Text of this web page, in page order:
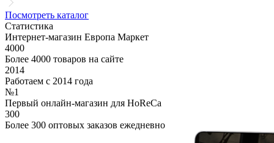
Посмотреть каталог
Статистика
Интернет-магазин Европа Маркет
4000
Более 4000 товаров на сайте
2014
Работаем с 2014 года
№1
Первый онлайн-магазин для HoReCa
300
Более 300 оптовых заказов ежедневно